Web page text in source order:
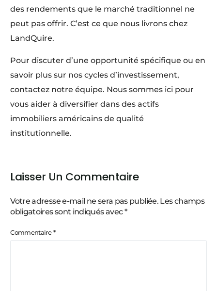
des rendements que le marché traditionnel ne
peut pas offrir. C’est ce que nous livrons chez
LandQuire.
Pour discuter d’une opportunité spécifique ou en
savoir plus sur nos cycles d’investissement,
contactez notre équipe. Nous sommes ici pour
vous aider à diversifier dans des actifs
immobiliers américains de qualité
institutionnelle.
Laisser Un Commentaire
Votre adresse e-mail ne sera pas publiée. Les champs
obligatoires sont indiqués avec*
Commentaire *